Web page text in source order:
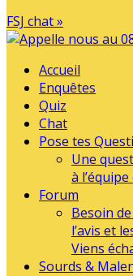
FSJ chat »
Accueil
Enquêtes
Quiz
Chat
Pose tes
Une
à
Forum
Besoin
l’avis et
Viens
Sourds &